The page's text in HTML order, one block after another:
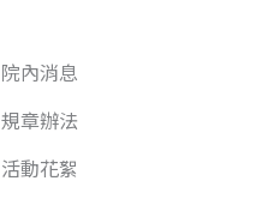
院內消息
規章辦法
活動花絮